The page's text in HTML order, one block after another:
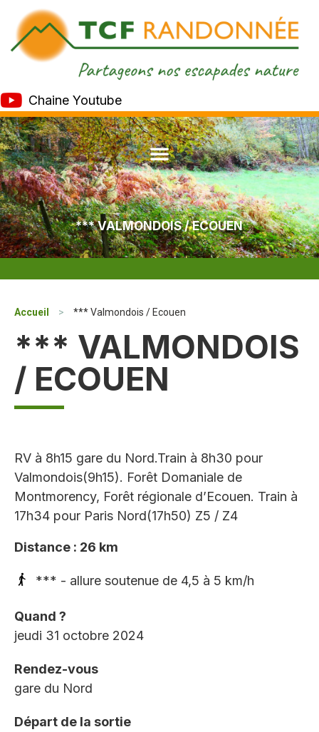
Chaine Youtube
*** VALMONDOIS / ECOUEN
Accueil > *** Valmondois / Ecouen
*** VALMONDOIS
/ ECOUEN
RV à 8h15 gare du Nord.Train à 8h30 pour
Valmondois(9h15). Forêt Domaniale de
Montmorency, Forêt régionale d’Ecouen. Train à
17h34 pour Paris Nord(17h50) Z5 / Z4
Distance : 26 km
*** - allure soutenue de 4,5 à 5 km/h
Quand ?
jeudi 31 octobre 2024
Rendez-vous
gare du Nord
Départ de la sortie